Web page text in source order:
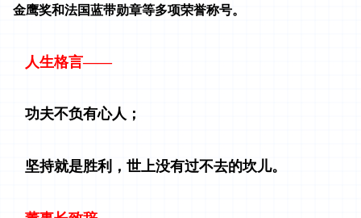
金鹰奖和法国蓝带勋章等多项荣誉称号。
人生格言——
功夫不负有心人；
坚持就是胜利，世上没有过不去的坎儿。